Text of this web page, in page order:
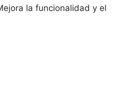
la funcionalidad y el